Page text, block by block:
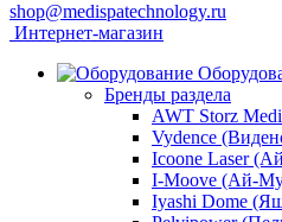
shop@medispatechnology.ru
Интернет-магазин
Бренды раздела
AWT Storz
Vydence
Icoone Laser
I-Moove (Ай-
Iyashi Dome